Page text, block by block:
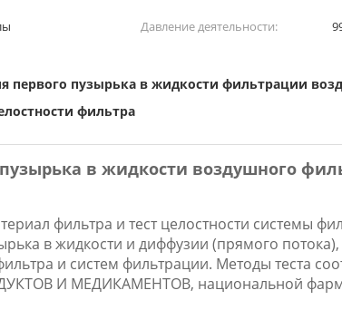
Давление деятельности:
первого пузырька в жидкости фильтрации
фильтра
в жидкости воздушного
фильтра и тест целостности системы
в жидкости и диффузии (прямого
и систем фильтрации. Методы теста
И МЕДИКАМЕНТОВ, национальной